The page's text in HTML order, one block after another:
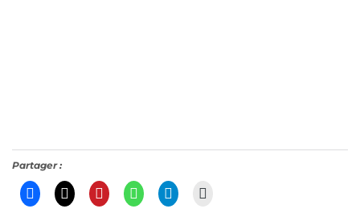
Partager :